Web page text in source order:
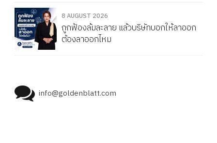
8 AUGUST 2026
ถูกฟ้องล้มละลาย แล้วบริษัทบอกให้ลาออก
ต้องลาออกไหม
info@goldenblatt.com